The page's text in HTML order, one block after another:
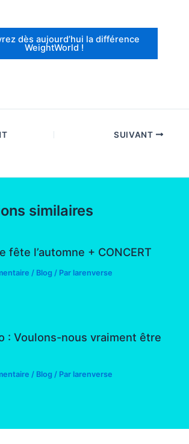
dès aujourd’hui la différence
WeightWorld !
SUIVANT
similaires
fête l’automne + CONCERT
/ Blog / Par larenverse
: Voulons-nous vraiment être
/ Blog / Par larenverse